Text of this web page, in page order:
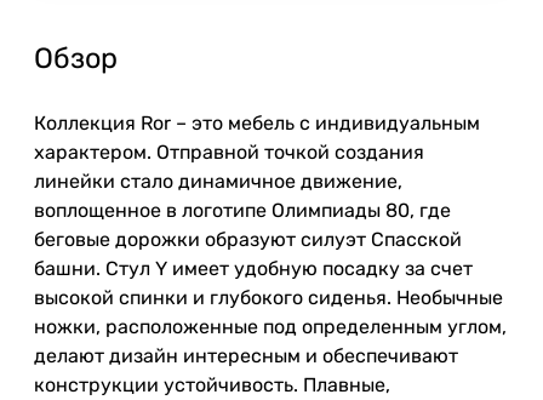
Обзор
Коллекция Ror – это мебель с индивидуальным
характером. Отправной точкой создания
линейки стало динамичное движение,
воплощенное в логотипе Олимпиады 80, где
беговые дорожки образуют силуэт Спасской
башни. Стул Y имеет удобную посадку за счет
высокой спинки и глубокого сиденья. Необычные
ножки, расположенные под определенным углом,
делают дизайн интересным и обеспечивают
конструкции устойчивость. Плавные,